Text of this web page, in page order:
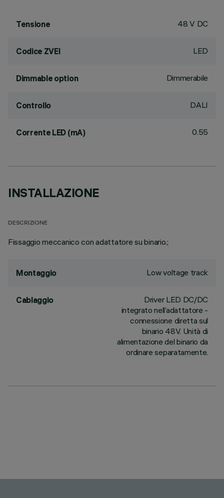
Tensione 48 V DC
Codice ZVEI LED
Dimmable option Dimmerabile
Controllo DALI
Corrente LED (mA) 0.55
INSTALLAZIONE
DESCRIZIONE
Fissaggio meccanico con adattatore su binario.;
Montaggio Low voltage track
Cablaggio
Driver LED DC/DC
integrato nell’adattatore -
connessione diretta sul
binario 48V. Unità di
alimentazione del binario da
ordinare separatamente.